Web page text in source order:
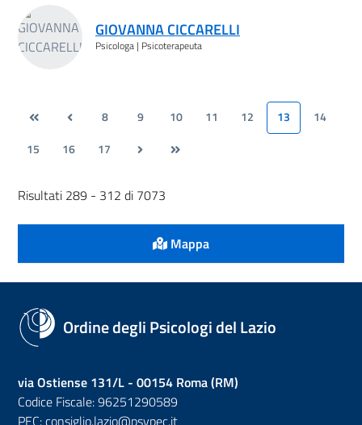
GIOVANNA CICCARELLI
Psicologa | Psicoterapeuta
8 9 10 11 12 13
14
15
16 17
Risultati 289 - 312 di 7073
Mappa
Ordine degli Psicologi del Lazio
via Ostiense 131/L - 00154 Roma (RM)
Codice Fiscale: 96251290589
PEC:consiglio.lazio@psypec.it